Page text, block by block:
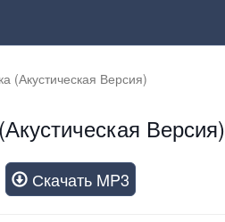
(Акустическая Версия)
Версия)
Скачать MP3